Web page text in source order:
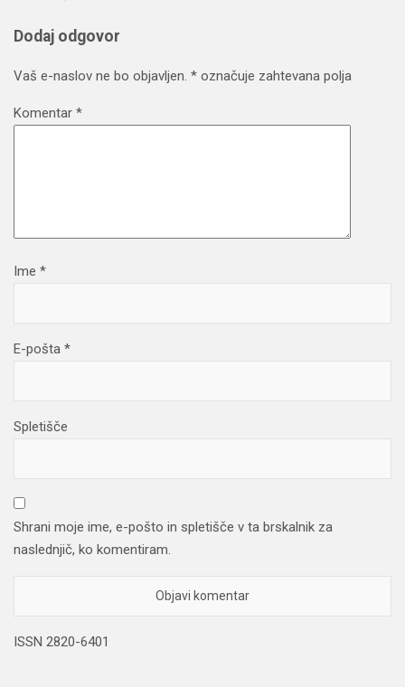
Dodaj odgovor
Vaš e-naslov ne bo objavljen. * označuje zahtevana polja
Komentar *
Ime *
E-pošta *
Spletišče
Shrani moje ime, e-pošto in spletišče v ta brskalnik za
naslednjič, ko komentiram.
ISSN 2820-6401